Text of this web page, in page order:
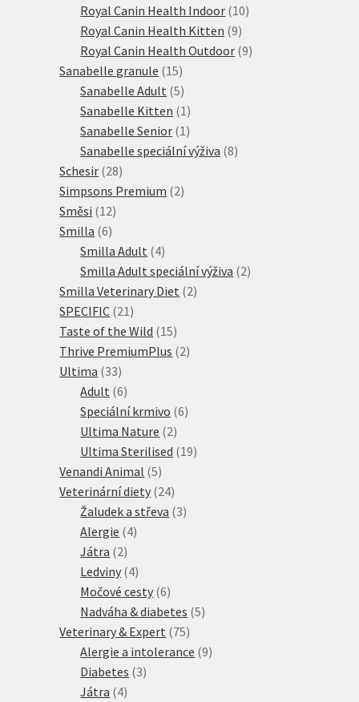
produktů
Royal Canin Health Indoor 1010
Royal Canin Health Kitten 99
produktů
Royal Canin Health Outdoor 99
Sanabelle granule 1515
produktů
Sanabelle Adult 55
produktů
Sanabelle Kitten 11
produkt
Sanabelle Senior 11
produkt
Sanabelle speciální výživa 88
Schesir 2828
produktů
Simpsons Premium 22
Směsi 1212
Smilla 66
produktů
Smilla Adult 44
produkty
Smilla Adult speciální výživa 22
Smilla Veterinary Diet 22
SPECIFIC 2121
produktů
Taste of the Wild 1515
produktů
Thrive PremiumPlus 22
Ultima 3333
produktů
Adult 66
produktů
Speciální krmivo 66
Ultima Nature 22
produkty
Ultima Sterilised 1919
Venandi Animal 55
produktů
Veterinární diety 2424
produktů
Žaludek a střeva 33
Alergie 44
Játra 22
produkty
Ledviny 44
produkty
Močové cesty 66
produktů
Nadváha & diabetes 55
Veterinary & Expert 7575
produktů
Alergie a intolerance 99
Diabetes 33
Játra 44